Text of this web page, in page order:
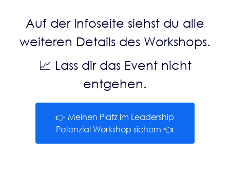
Auf der Infoseite siehst du alle
weiteren Details des Workshops.
📈 Lass dir das Event nicht
entgehen.
👉 Meinen Platz im Leadership
Potenzial Workshop sichern 👈